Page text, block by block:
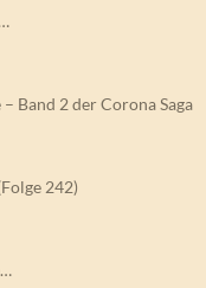
Band 2 der Corona Saga
242)